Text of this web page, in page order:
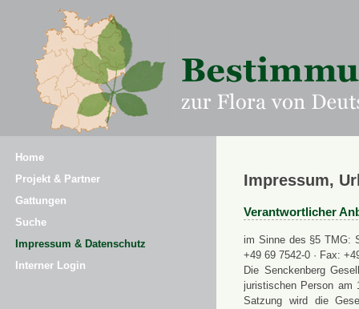
Home
Projekt & Partner
Gattungen
Suche
Impressum & Datenschutz
Interner Login
Impressum,
Verantwortlicher
im Sinne des §5 TMG:
+49 69 7542-0 · Fax:
Die Senckenberg
juristischen Person am
Satzung wird die